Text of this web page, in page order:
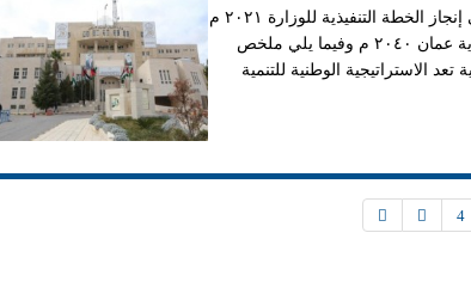
شرعت وزارة الإسكان والتخطيط العمراني خلال النصف عام الأول لها في إنجاز الخطة التنفيذية للوزارة ٢٠٢١ م
وتحقيق التحول الشامل وتطوير خدمات الوزارة بما يتماشى مع أهداف رؤية عمان ٢٠٤٠ م وفيما يلي ملخص
تعد الاستراتيجية الوطنية للتنمية
4